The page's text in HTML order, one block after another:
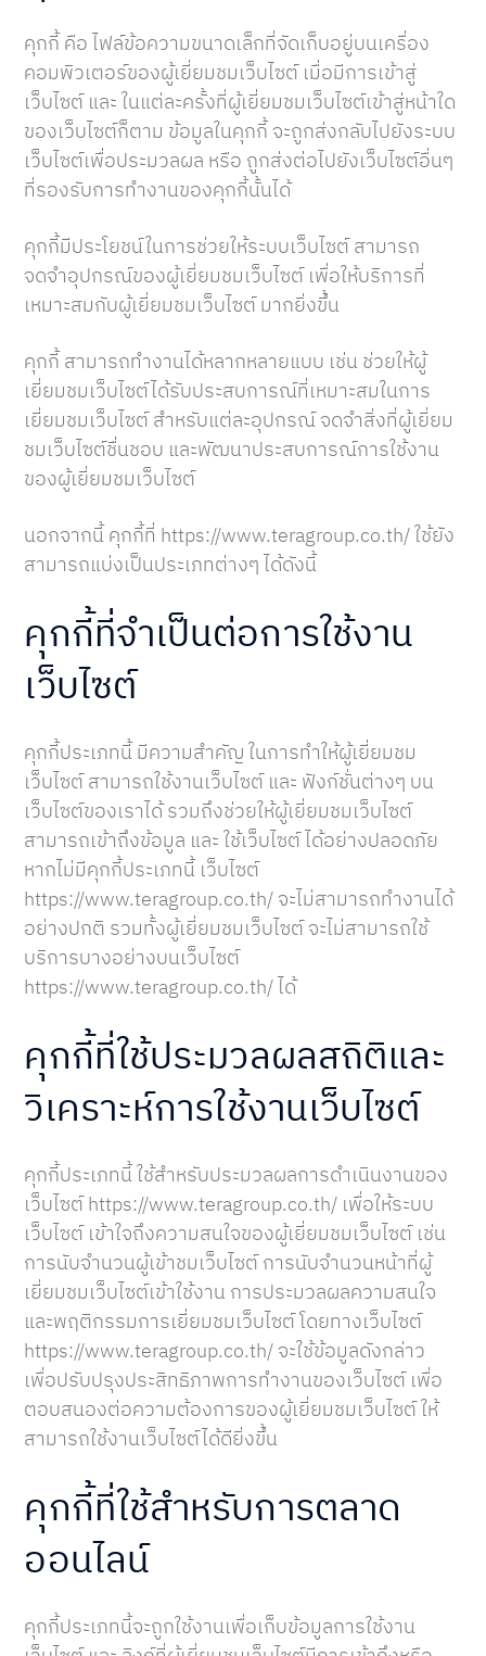
คุกกี้ คือ ไฟล์ข้อความขนาดเล็กที่จัดเก็บอยู่บนเครื่อง
คอมพิวเตอร์ของผู้เยี่ยมชมเว็บไซต์ เมื่อมีการเข้าสู่
เว็บไซต์ และ ในแต่ละครั้งที่ผู้เยี่ยมชมเว็บไซต์เข้าสู่หน้าใด
ของเว็บไซต์ก็ตาม ข้อมูลในคุกกี้ จะถูกส่งกลับไปยังระบบ
เว็บไซต์เพื่อประมวลผล หรือ ถูกส่งต่อไปยังเว็บไซต์อื่นๆ
ที่รองรับการทำงานของคุกกี้นั้นได้
คุกกี้มีประโยชน์ในการช่วยให้ระบบเว็บไซต์ สามารถ
จดจำอุปกรณ์ของผู้เยี่ยมชมเว็บไซต์ เพื่อให้บริการที่
เหมาะสมกับผู้เยี่ยมชมเว็บไซต์ มากยิ่งขึ้น
คุกกี้ สามารถทำงานได้หลากหลายแบบ เช่น ช่วยให้ผู้
เยี่ยมชมเว็บไซต์ได้รับประสบการณ์ที่เหมาะสมในการ
เยี่ยมชมเว็บไซต์ สำหรับแต่ละอุปกรณ์ จดจำสิ่งที่ผู้เยี่ยม
ชมเว็บไซต์ชื่นชอบ และพัฒนาประสบการณ์การใช้งาน
ของผู้เยี่ยมชมเว็บไซต์
นอกจากนี้ คุกกี้ที่ https://www.teragroup.co.th/ ใช้ยัง
สามารถแบ่งเป็นประเภทต่างๆ ได้ดังนี้
คุกกี้ที่จำเป็นต่อการใช้งาน
เว็บไซต์
คุกกี้ประเภทนี้ มีความสำคัญ ในการทำให้ผู้เยี่ยมชม
เว็บไซต์ สามารถใช้งานเว็บไซต์ และ ฟังก์ชั่นต่างๆ บน
เว็บไซต์ของเราได้ รวมถึงช่วยให้ผู้เยี่ยมชมเว็บไซต์
สามารถเข้าถึงข้อมูล และ ใช้เว็บไซต์ ได้อย่างปลอดภัย
หากไม่มีคุกกี้ประเภทนี้ เว็บไซต์
https://www.teragroup.co.th/ จะไม่สามารถทำงานได้
อย่างปกติ รวมทั้งผู้เยี่ยมชมเว็บไซต์ จะไม่สามารถใช้
บริการบางอย่างบนเว็บไซต์
https://www.teragroup.co.th/ ได้
คุกกี้ที่ใช้ประมวลผลสถิติและ
วิเคราะห์การใช้งานเว็บไซต์
คุกกี้ประเภทนี้ ใช้สำหรับประมวลผลการดำเนินงานของ
เว็บไซต์ https://www.teragroup.co.th/ เพื่อให้ระบบ
เว็บไซต์ เข้าใจถึงความสนใจของผู้เยี่ยมชมเว็บไซต์ เช่น
การนับจำนวนผู้เข้าชมเว็บไซต์ การนับจำนวนหน้าที่ผู้
เยี่ยมชมเว็บไซต์เข้าใช้งาน การประมวลผลความสนใจ
และพฤติกรรมการเยี่ยมชมเว็บไซต์ โดยทางเว็บไซต์
https://www.teragroup.co.th/ จะใช้ข้อมูลดังกล่าว
เพื่อปรับปรุงประสิทธิภาพการทำงานของเว็บไซต์ เพื่อ
ตอบสนองต่อความต้องการของผู้เยี่ยมชมเว็บไซต์ ให้
สามารถใช้งานเว็บไซต์ได้ดียิ่งขึ้น
คุกกี้ที่ใช้สำหรับการตลาด
ออนไลน์
คุกกี้ประเภทนี้จะถูกใช้งานเพื่อเก็บข้อมูลการใช้งาน